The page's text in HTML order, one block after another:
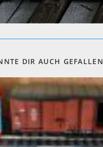
DIR AUCH GEFALLEN